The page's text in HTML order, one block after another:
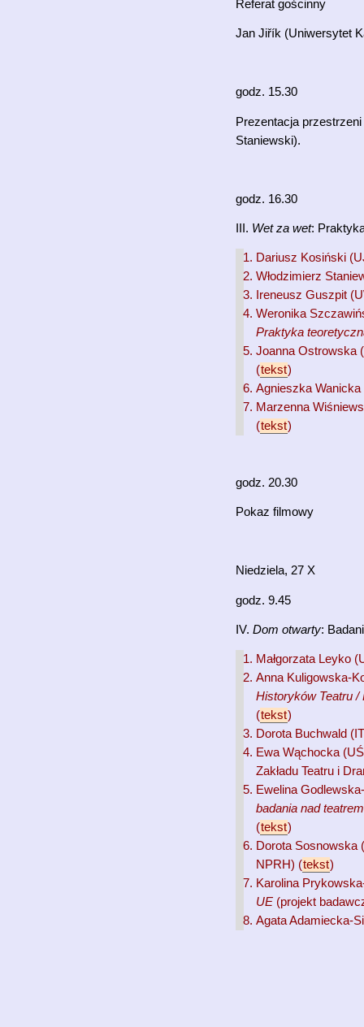
Referat gościnny
Jan Jiřík (Uniwersytet
godz. 15.30
Prezentacja
Staniewski).
godz. 16.30
III. Wet za wet:
Dariusz Kosiński
Włodzimierz
Ireneusz Guszpit
Weronika
Praktyka
Joanna Ostrowska
(tekst)
Agnieszka
Marzenna
(tekst)
godz. 20.30
Pokaz filmowy
Niedziela, 27 X
godz. 9.45
IV. Dom otwarty:
Małgorzata Leyko
Anna Kuligowska-
Historyków Teatru /
(tekst)
Dorota Buchwald
Ewa Wąchocka
Zakładu Teatru i
Ewelina
badania nad
(tekst)
Dorota Sosnowska
NPRH) (tekst)
Karolina
UE (projekt
Agata Adamiecka-